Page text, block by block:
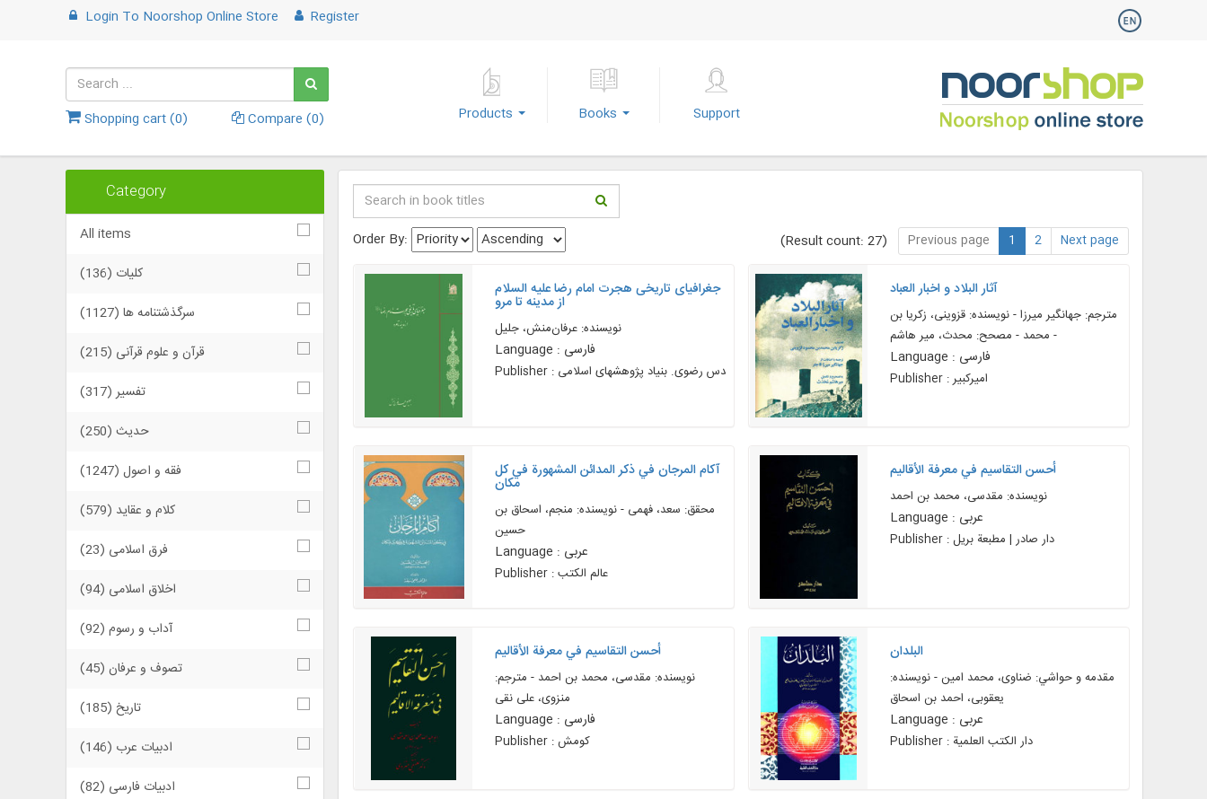
Login To Noorshop Online Store Register
Shopping cart (0) Compare (0) Products Books Support
Category
All items
كلیات (136)
سرگذشتنامه ها (1127)
قرآن و علوم قرآنی (215)
تفسیر (317)
حدیث (250)
فقه و اصول (1247)
كلام و عقاید (579)
فرق اسلامی (23)
اخلاق اسلامی (94)
آداب و رسوم (92)
تصوف و عرفان (45)
تاریخ (185)
ادبیات عرب (146)
ادبیات فارسی (82)
Order By: (Result count: 27) Previous page 1 2 Next page
جغرافیای تاریخی هجرت امام رضا علیه السلام
از مدینه تا مرو
نویسنده: عرفان‌منش، جلیل
Language : فارسی
Publisher : آستان قدس رضوی. بنياد پژوهشهای اسلامى
آثار البلاد و اخبار العباد
مترجم: جهانگیر میرزا - نویسنده: قزوینی، زکریا بن
محمد - مصحح: محدث، میر هاشم -
Language : فارسی
Publisher : اميرکبير
آکام المرجان في ذکر المدائن المشهورة في کل
مکان
محقق: سعد، فهمی - نویسنده: منجم، اسحاق بن
حسین
Language : عربی
Publisher : عالم الکتب
أحسن التقاسيم في معرفة الأقاليم
نویسنده: مقدسی، محمد بن احمد
Language : عربی
Publisher : دار صادر | مطبعة بريل
أحسن التقاسيم في معرفة الأقاليم
نویسنده: مقدسی، محمد بن احمد - مترجم:
منزوی، علی نقی
Language : فارسی
Publisher : کومش
البلدان
مقدمه و حواشي: ضناوی، محمد امین - نویسنده:
یعقوبی، احمد بن اسحاق
Language : عربی
Publisher : دار الکتب العلمية